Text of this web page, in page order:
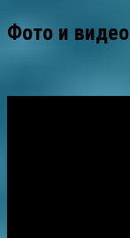
Фото и видео